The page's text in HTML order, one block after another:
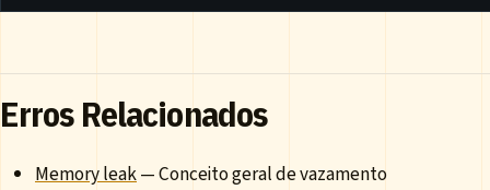
Erros Relacionados
Memory leak— Conceito geral de vazamento